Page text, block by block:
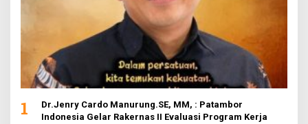
1
Dr.Jenry Cardo Manurung.SE, MM, : Patambor
Indonesia Gelar Rakernas II Evaluasi Program Kerja